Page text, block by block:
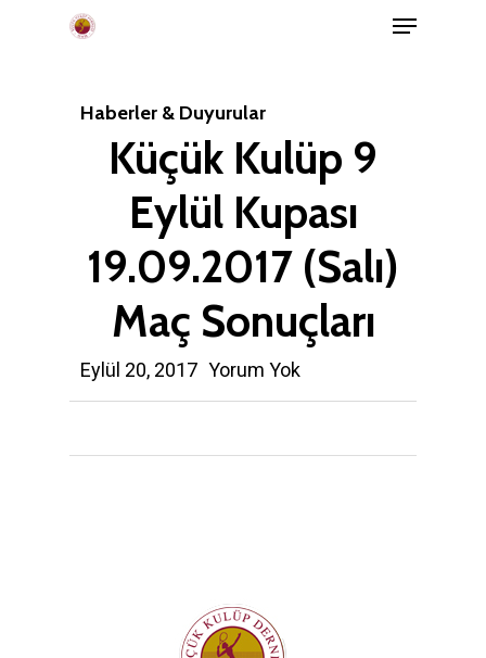
Menu
Haberler & Duyurular
Küçük Kulüp 9
Eylül Kupası
19.09.2017 (Salı)
Maç Sonuçları
Eylül 20, 2017 Yorum Yok